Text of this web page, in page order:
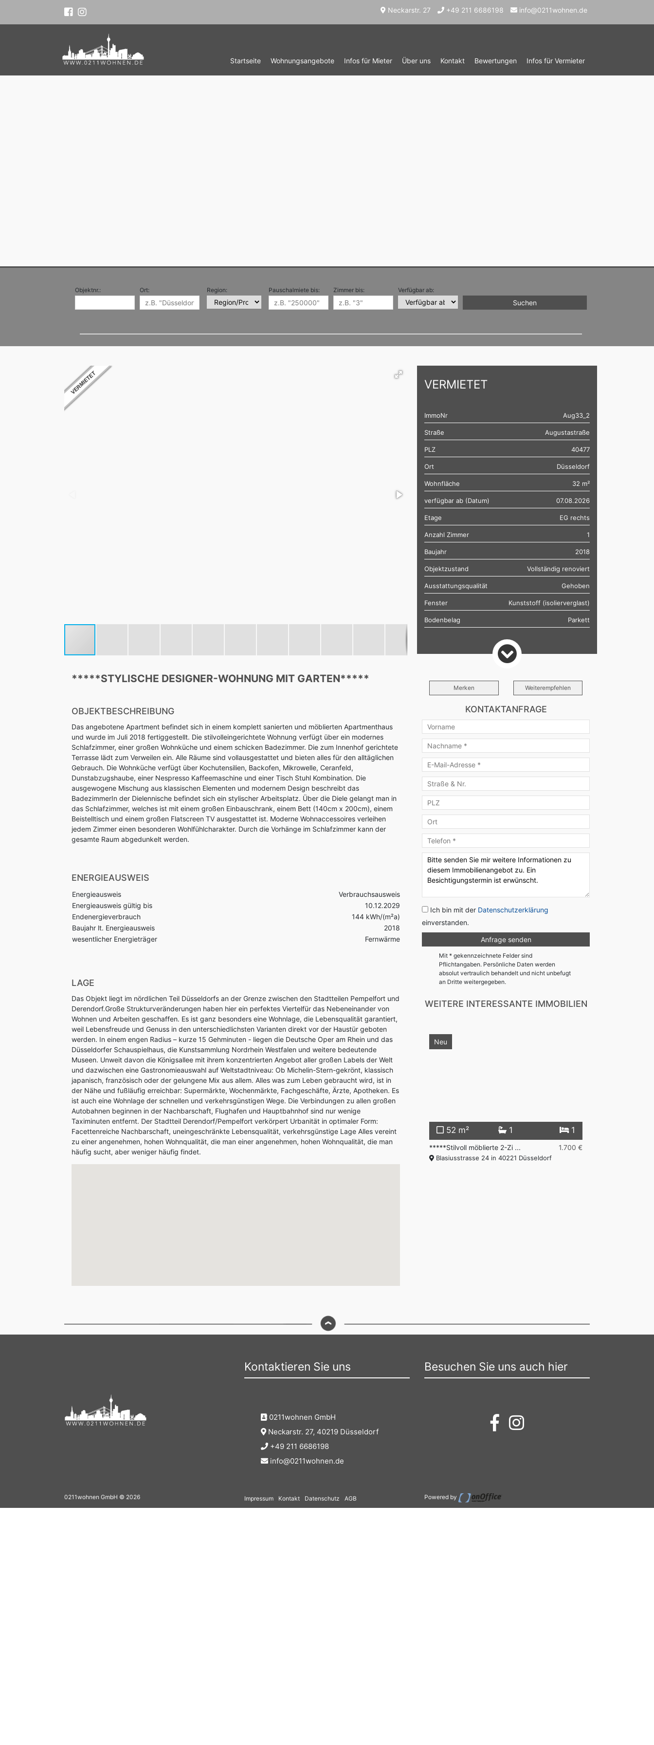
Neckarstr. 27 +49 211 6686198 info@0211wohnen.de
Startseite Wohnungsangebote Infos für Mieter Über uns Kontakt Bewertungen Infos für Vermieter
Objektnr.: Ort: Region: Pauschalmiete bis: Zimmer bis: Verfügbar ab:
VERMIETET
ImmoNr Aug33_2
Straße Augustastraße
PLZ 40477
Ort Düsseldorf
Wohnfläche 32 m²
verfügbar ab (Datum) 07.08.2026
Etage EG rechts
Anzahl Zimmer 1
Baujahr 2018
Objektzustand Vollständig renoviert
Ausstattungsqualität Gehoben
Fenster Kunststoff (isolierverglast)
Bodenbelag Parkett
Zustand Badezimmer saniert, modern
Küche Einbauküche
Pauschalmiete pro Monat
Pauschalmiete 1.500 €
Kaution 3.000 €
*****STYLISCHE DESIGNER-WOHNUNG MIT GARTEN*****
OBJEKTBESCHREIBUNG
Das angebotene Apartment befindet sich in einem komplett sanierten und möblierten Apartmenthaus
und wurde im Juli 2018 fertiggestellt. Die stilvolleingerichtete Wohnung verfügt über ein modernes
Schlafzimmer, einer großen Wohnküche und einem schicken Badezimmer. Die zum Innenhof gerichtete
Terrasse lädt zum Verweilen ein. Alle Räume sind vollausgestattet und bieten alles für den alltäglichen
Gebrauch. Die Wohnküche verfügt über Kochutensilien, Backofen, Mikrowelle, Ceranfeld,
Dunstabzugshaube, einer Nespresso Kaffeemaschine und einer Tisch Stuhl Kombination. Die
ausgewogene Mischung aus klassischen Elementen und modernem Design beschreibt das
BadezimmerIn der Dielennische befindet sich ein stylischer Arbeitsplatz. Über die Diele gelangt man in
das Schlafzimmer, welches ist mit einem großen Einbauschrank, einem Bett (140cm x 200cm), einem
Beistelltisch und einem großen Flatscreen TV ausgestattet ist. Moderne Wohnaccessoires verleihen
jedem Zimmer einen besonderen Wohlfühlcharakter. Durch die Vorhänge im Schlafzimmer kann der
gesamte Raum abgedunkelt werden.
ENERGIEAUSWEIS
Energieausweis
Verbrauchsausweis
Energieausweis gültig bis
10.12.2029
Endenergieverbrauch
144 kWh/(m²a)
Baujahr lt. Energieausweis
2018
wesentlicher Energieträger
Fernwärme
LAGE
Das Objekt liegt im nördlichen Teil Düsseldorfs an der Grenze zwischen den Stadtteilen Pempelfort und
Derendorf.Große Strukturveränderungen haben hier ein perfektes Viertelfür das Nebeneinander von
Wohnen und Arbeiten geschaffen. Es ist ganz besonders eine Wohnlage, die Lebensqualität garantiert,
weil Lebensfreude und Genuss in den unterschiedlichsten Varianten direkt vor der Haustür geboten
werden. In einem engen Radius – kurze 15 Gehminuten - liegen die Deutsche Oper am Rhein und das
Düsseldorfer Schauspielhaus, die Kunstsammlung Nordrhein Westfalen und weitere bedeutende
Museen. Unweit davon die Königsallee mit ihrem konzentrierten Angebot aller großen Labels der Welt
und dazwischen eine Gastronomieauswahl auf Weltstadtniveau: Ob Michelin-Stern-gekrönt, klassisch
japanisch, französisch oder der gelungene Mix aus allem. Alles was zum Leben gebraucht wird, ist in
der Nähe und fußläufig erreichbar: Supermärkte, Wochenmärkte, Fachgeschäfte, Ärzte, Apotheken. Es
ist auch eine Wohnlage der schnellen und verkehrsgünstigen Wege. Die Verbindungen zu allen großen
Autobahnen beginnen in der Nachbarschaft, Flughafen und Hauptbahnhof sind nur wenige
Taximinuten entfernt. Der Stadtteil Derendorf/Pempelfort verkörpert Urbanität in optimaler Form:
Facettenreiche Nachbarschaft, uneingeschränkte Lebensqualität, verkehrsgünstige Lage Alles vereint
zu einer angenehmen, hohen Wohnqualität, die man einer angenehmen, hohen Wohnqualität, die man
häufig sucht, aber weniger häufig findet.
Merken Weiterempfehlen
KONTAKTANFRAGE
Ich bin mit der Datenschutzerklärung
einverstanden.
Mit * gekennzeichnete Felder sind
Pflichtangaben. Persönliche Daten werden
absolut vertraulich behandelt und nicht unbefugt
an Dritte weitergegeben.
WEITERE INTERESSANTE IMMOBILIEN
Neu
kurzfristig Verfügbar
115 m² 1
*****Exklusives Wohnen mit S ...
Neu
52 m² 1 1
*****Stilvoll möblierte 2-Zi ... 1.700 €
Blasiusstrasse 24 in 40221 Düsseldorf
Kontaktieren Sie uns
0211wohnen GmbH
Neckarstr. 27, 40219 Düsseldorf
+49 211 6686198
info@0211wohnen.de
Besuchen Sie uns auch hier
0211wohnen GmbH © 2026 Impressum Kontakt Datenschutz AGB Powered by